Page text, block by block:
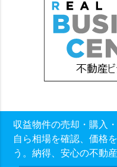
収益物件の売却・購入
自ら相場を確認、価格
う。納得、安心の不動